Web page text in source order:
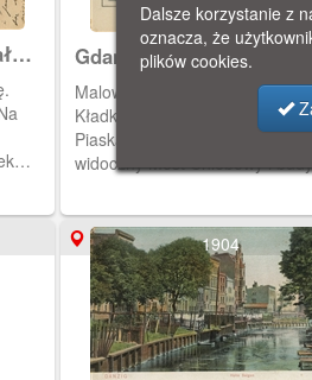
Gdańsk, kładka przez
Raduni
Malownicza kładka przez
Kładka znajdowała się przy
Piaskach (Am Sande). Za
widoczny Most Chlebowy i
1904
Dalsze korzystanie z
oznacza, że
plików cookies.